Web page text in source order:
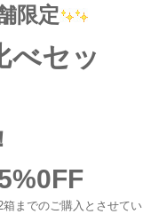
限定
べセッ
までのご購入とさせてい